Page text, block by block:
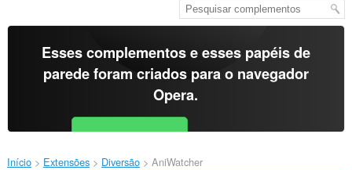
Esses complementos e esses papéis de
parede foram criados para o navegador
Opera.
Baixar o Opera Free for Android
Início Extensões Diversão AniWatcher‎